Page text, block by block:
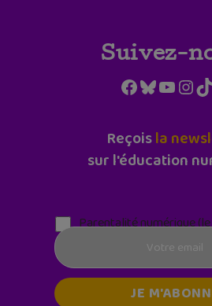
Suivez-
Facebook
Bluesky
Reçoisla
sur l'éducation
Parentalité numérique